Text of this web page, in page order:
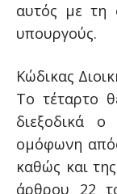
αυτός με τη
υπουργούς.
Κώδικας
Το τέταρτο
διεξοδικά
ομόφωνη
καθώς και
άρθρου 22